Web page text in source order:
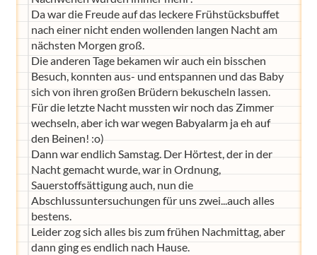
Da war die Freude auf das leckere Frühstücksbuffet
nach einer nicht enden wollenden langen Nacht am
nächsten Morgen groß.
Die anderen Tage bekamen wir auch ein bisschen
Besuch, konnten aus- und entspannen und das Baby
sich von ihren großen Brüdern bekuscheln lassen.
Für die letzte Nacht mussten wir noch das Zimmer
wechseln, aber ich war wegen Babyalarm ja eh auf
den Beinen! :o)
Dann war endlich Samstag. Der Hörtest, der in der
Nacht gemacht wurde, war in Ordnung,
Sauerstoffsättigung auch, nun die
Abschlussuntersuchungen für uns zwei...auch alles
bestens.
Leider zog sich alles bis zum frühen Nachmittag, aber
dann ging es endlich nach Hause.